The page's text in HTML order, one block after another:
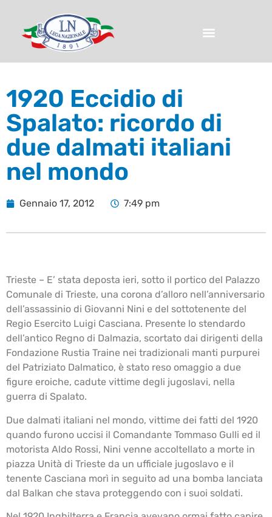
1920 Eccidio di
Spalato: ricordo di
due dalmati italiani
nel mondo
Gennaio 17, 2012 7:49 pm
Trieste – E’ stata deposta ieri, sotto il portico del Palazzo
Comunale di Trieste, una corona d’alloro nell’anniversario
dell’assassinio di Giovanni Nini e del sottotenente del
Regio Esercito Luigi Casciana. Presente lo stendardo
dell’antico Regno di Dalmazia, scortato dai dirigenti della
Fondazione Rustia Traine nei tradizionali manti purpurei
del Patriziato Dalmatico, è stato reso omaggio a due
figure eroiche, cadute vittime degli jugoslavi, nella
guerra di Spalato.
Due dalmati italiani nel mondo, vittime dei fatti del 1920
quando furono uccisi il Comandante Tommaso Gulli ed il
motorista Aldo Rossi, Nini venne accoltellato a morte in
piazza Unità di Trieste da un ufficiale jugoslavo e il
tenente Casciana morì in seguito ad una bomba lanciata
dal Balkan che stava proteggendo con i suoi soldati.